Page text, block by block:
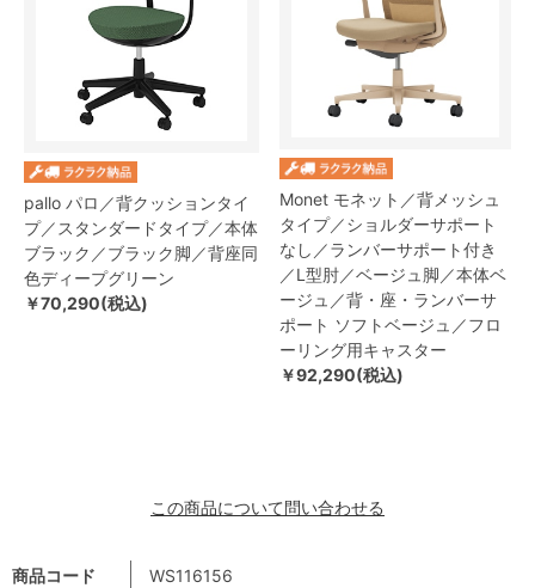
商品コード
WS116156
pallo パロ／背クッションタイ
プ／スタンダードタイプ／本体
ブラック／ブラック脚／背座同
色ディープグリーン
￥70,290(税込)
Monet モネット／背メッシュ
タイプ／ショルダーサポート
なし／ランバーサポート付き
／L型肘／ベージュ脚／本体ベ
ージュ／背・座・ランバーサ
ポート ソフトベージュ／フロ
ーリング用キャスター
￥92,290(税込)
この商品について問い合わせる